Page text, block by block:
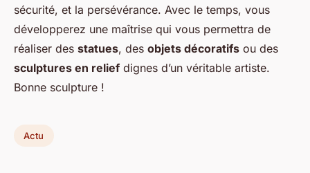
sécurité, et la persévérance. Avec le temps, vous
développerez une maîtrise qui vous permettra de
réaliser des statues, des objets décoratifs ou des
sculptures en relief dignes d’un véritable artiste.
Bonne sculpture !
Actu